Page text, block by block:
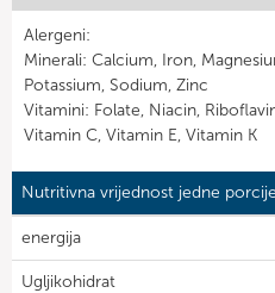
Alergeni:
Minerali: Calcium, Iron,
Potassium, Sodium, Zinc
Vitamini: Folate, Niacin,
Vitamin C, Vitamin E, Vitamin K
Nutritivna vrijednost jedne porcije
energija
Ugljikohidrat